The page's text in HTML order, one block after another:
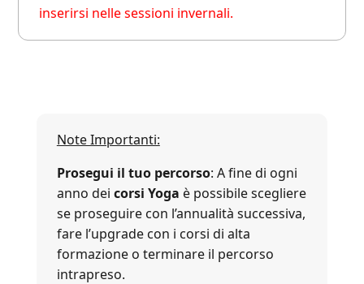
inserirsi nelle sessioni invernali.
Note Importanti:
Prosegui il tuo percorso: A fine di ogni
anno dei corsi Yoga è possibile scegliere
se proseguire con l’annualità successiva,
fare l’upgrade con i corsi di alta
formazione o terminare il percorso
intrapreso.